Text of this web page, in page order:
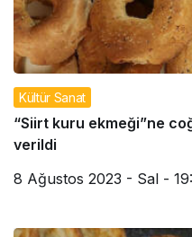
Kültür Sanat
“Siirt kuru ekmeği”ne
verildi
8 Ağustos 2023 - Sal -